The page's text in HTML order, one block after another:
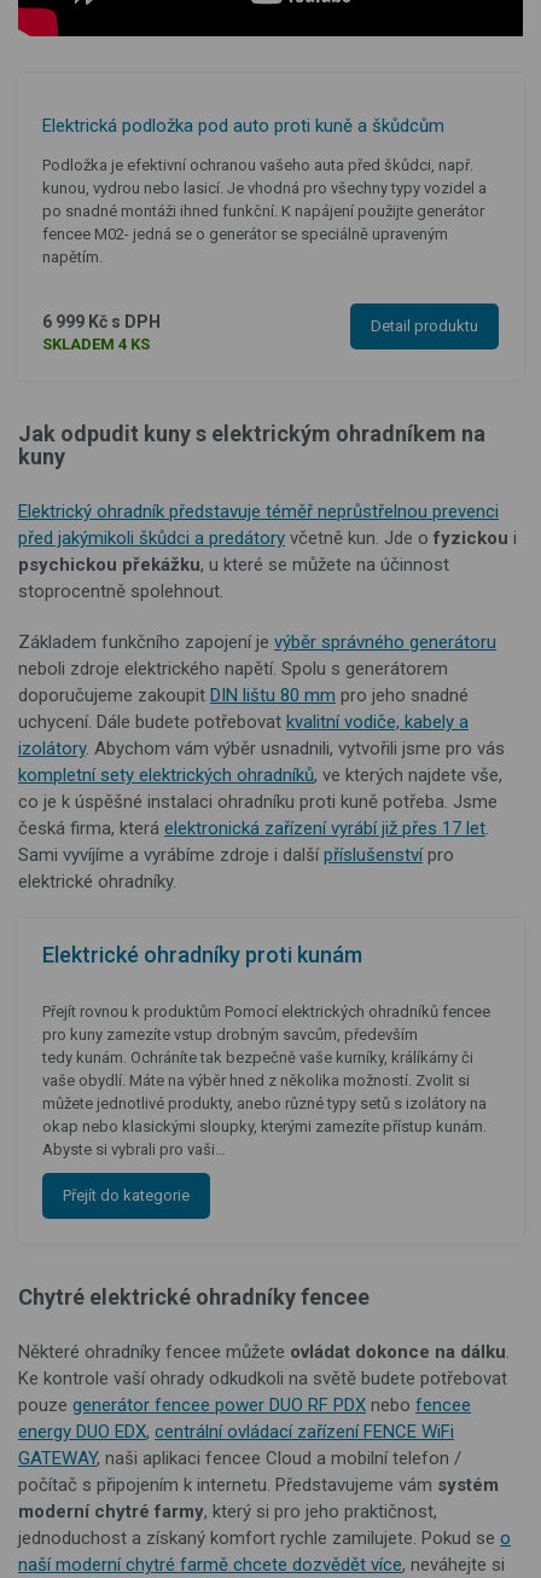
Elektrická podložka pod auto proti kuně a škůdcům
Podložka je efektivní ochranou vašeho auta před škůdci, např.
kunou, vydrou nebo lasicí. Je vhodná pro všechny typy vozidel a
po snadné montáži ihned funkční. K napájení použijte generátor
fencee M02- jedná se o generátor se speciálně upraveným
napětím.
6 999 Kč s DPH
SKLADEM 4 KS
Detail produktu
Jak odpudit kuny s elektrickým ohradníkem na
kuny
Elektrický ohradník představuje téměř neprůstřelnou prevenci
před jakýmikoli škůdci a predátory včetně kun. Jde o fyzickou i
psychickou překážku, u které se můžete na účinnost
stoprocentně spolehnout.
Základem funkčního zapojení je výběr správného generátoru
neboli zdroje elektrického napětí. Spolu s generátorem
doporučujeme zakoupit DIN lištu 80 mm pro jeho snadné
uchycení. Dále budete potřebovat kvalitní vodiče, kabely a
izolátory. Abychom vám výběr usnadnili, vytvořili jsme pro vás
kompletní sety elektrických ohradníků, ve kterých najdete vše,
co je k úspěšné instalaci ohradníku proti kuně potřeba. Jsme
česká firma, která elektronická zařízení vyrábí již přes 17 let.
Sami vyvíjíme a vyrábíme zdroje i dalšípříslušenstvípro
elektrické ohradníky.
Elektrické ohradníky proti kunám
Přejít rovnou k produktům Pomocí elektrických ohradníků fencee
pro kuny zamezíte vstup drobným savcům, především
tedy kunám. Ochráníte tak bezpečně vaše kurníky, králíkárny či
vaše obydlí. Máte na výběr hned z několika možností. Zvolit si
můžete jednotlivé produkty, anebo různé typy setů s izolátory na
okap nebo klasickými sloupky, kterými zamezíte přístup kunám.
Abyste si vybrali pro vaši…
Přejít do kategorie
Chytré elektrické ohradníky fencee
Některé ohradníky fencee můžete ovládat dokonce na dálku.
Ke kontrole vaší ohrady odkudkoli na světě budete potřebovat
pouze generátor fencee power DUO RF PDX nebo fencee
energy DUO EDX, centrální ovládací zařízení FENCE WiFi
GATEWAY, naši aplikaci fencee Cloud a mobilní telefon /
počítač s připojením k internetu. Představujeme vám systém
moderní chytré farmy, který si pro jeho praktičnost,
jednoduchost a získaný komfort rychle zamilujete. Pokud se o
naší moderní chytré farmě chcete dozvědět více, neváhejte si